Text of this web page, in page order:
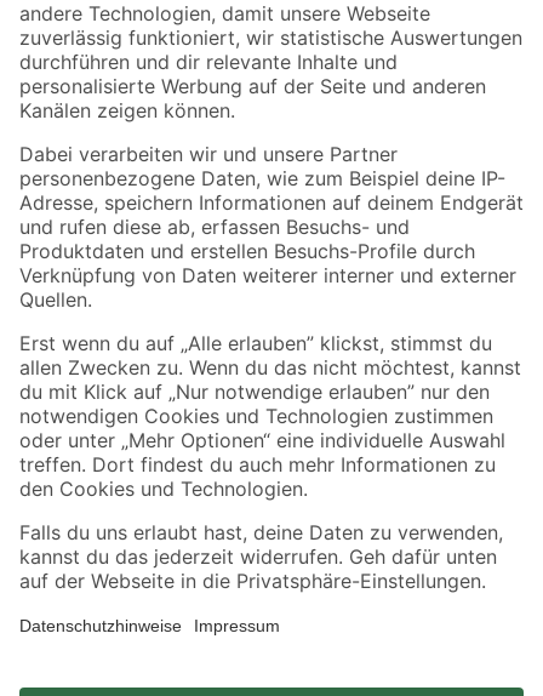
Folge uns
Zahlungsarten Versandarten
Sicher einkaufen
Jetzt die toom-App herunterladen
Alle Preisangaben in EUR inkl. gesetzl. MwSt.. Die dargestellten Angebote sind unter
Umständen nicht in allen Märkten verfügbar. Die angegebenen Verfügbarkeiten beziehen
sich auf den unter "Mein Markt" ausgewählten toom Baumarkt. Alle Angebote und
*Paketversand ab 59 € versandkostenfrei, gilt nicht für Artikel mit Speditionsversand, hier
fallen zusätzliche Versandkosten an.